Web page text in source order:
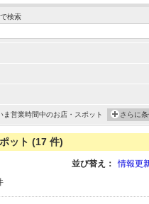
検索
ま営業時間中のお店・スポット さらに
ット (17 件)
並び替え： 情報更